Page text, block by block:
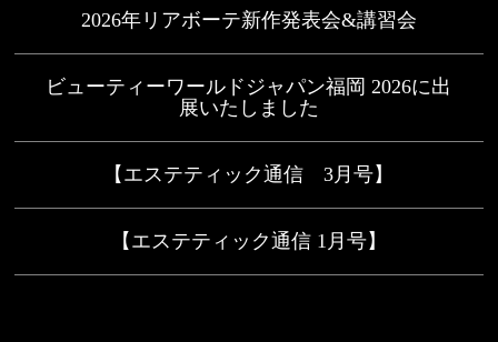
2026年リアボーテ新作発表会&講習会
ビューティーワールドジャパン福岡 2026に出
展いたしました
【エステティック通信 3月号】
【エステティック通信 1月号】